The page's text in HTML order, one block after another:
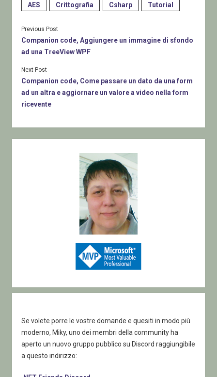
AES Crittografia Csharp Tutorial
Previous Post
Companion code, Aggiungere un immagine di sfondo
ad una TreeView WPF
Next Post
Companion code, Come passare un dato da una form
ad un altra e aggiornare un valore a video nella form
ricevente
Se volete porre le vostre domande e quesiti in modo più
moderno, Miky, uno dei membri della community ha
aperto un nuovo gruppo pubblico su Discord raggiungibile
a questo indirizzo: